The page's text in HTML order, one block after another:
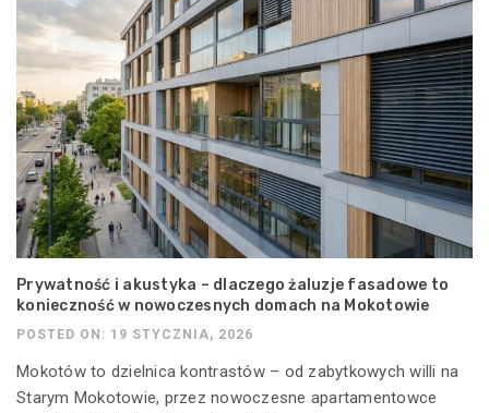
Prywatność i akustyka – dlaczego żaluzje fasadowe to
konieczność w nowoczesnych domach na Mokotowie
POSTED ON: 19 STYCZNIA, 2026
Mokotów to dzielnica kontrastów – od zabytkowych willi na
Starym Mokotowie, przez nowoczesne apartamentowce